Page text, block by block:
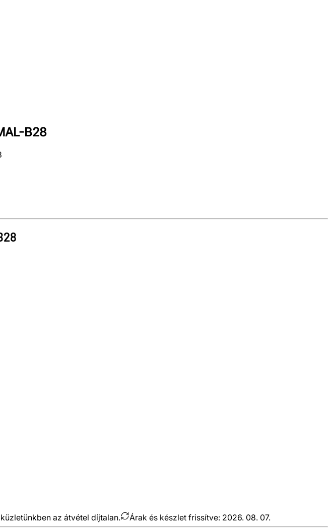
B28
az átvétel díjtalan. Árak és készlet frissítve: 2026. 08. 07.